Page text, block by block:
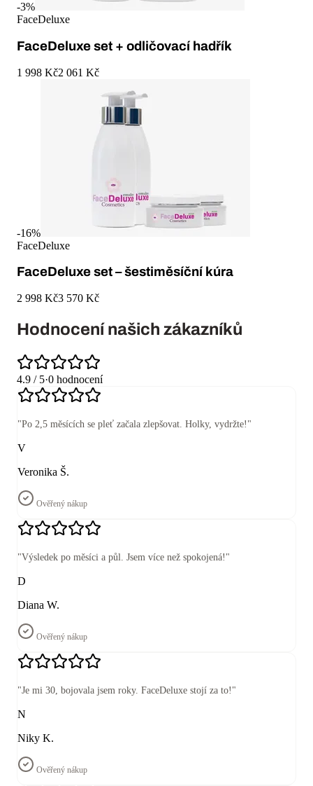
-3%
FaceDeluxe
FaceDeluxe set + odličovací hadřík
1 998 Kč2 061 Kč
-16%
FaceDeluxe
FaceDeluxe set – šestiměsíční kúra
2 998 Kč3 570 Kč
Hodnocení našich zákazníků
4.9 / 5·0 hodnocení
"Po 2,5 měsících se pleť začala zlepšovat. Holky, vydržte! "
V
Veronika Š.
Ověřený nákup
"Výsledek po měsíci a půl. Jsem více než spokojená! "
D
Diana W.
Ověřený nákup
"Je mi 30, bojovala jsem roky. FaceDeluxe stojí za to! "
N
Niky K.
Ověřený nákup